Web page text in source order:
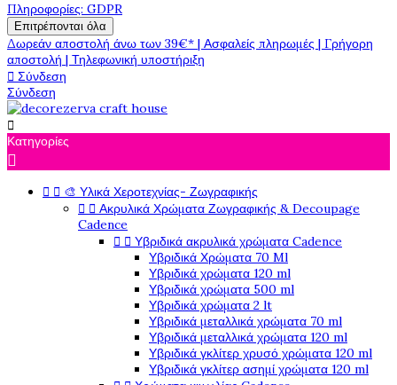
Πληροφορίες: GDPR
Επιτρέπονται όλα
Δωρεάν αποστολή άνω των 39€* | Ασφαλείς πληρωμές | Γρήγορη
αποστολή | Τηλεφωνική υποστήριξη
 Σύνδεση
Σύνδεση

Κατηγορίες

  🎨 Υλικά Χεροτεχνίας- Ζωγραφικής
  Ακρυλικά Χρώματα Ζωγραφικής & Decoupage
Cadence
  Υβριδικά ακρυλικά χρώματα Cadence
Υβριδικά Χρώματα 70 Ml
Υβριδικά χρώματα 120 ml
Υβριδικά χρώματα 500 ml
Υβριδικά χρώματα 2 lt
Υβριδικά μεταλλικά χρώματα 70 ml
Υβριδικά μεταλλικά χρώματα 120 ml
Υβριδικά γκλίτερ χρυσό χρώματα 120 ml
Υβριδικά γκλίτερ ασημί χρώματα 120 ml